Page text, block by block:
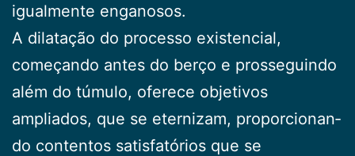
igualmente enganosos.
A dilatação do processo existencial,
começando antes do berço e prosseguindo
além do túmulo, oferece objetivos
ampliados, que se eternizam, proporcionan­
do contentos satisfatórios que se